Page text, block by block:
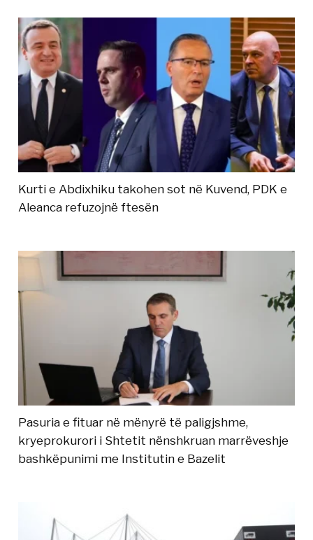
Kurti e Abdixhiku takohen sot në Kuvend, PDK e
Aleanca refuzojnë ftesën
Pasuria e fituar në mënyrë të paligjshme,
kryeprokurori i Shtetit nënshkruan marrëveshje
bashkëpunimi me Institutin e Bazelit